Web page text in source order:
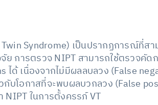
Syndrome) เป็นปรากฏการณ์ที่สา
การตรวจ NIPT สามารถใช้ตรวจคัด
ด้ เนื่องจากไม่มีผลลบลวง (False
บโอกาสที่จะพบผลบวกลวง (False
NIPT ในการตั้งครรภ์ VT